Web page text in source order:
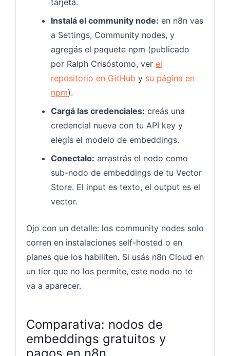
Instalá el community node: en n8n vas
a Settings, Community nodes, y
agregás el paquete npm (publicado
por Ralph Crisóstomo, ver el
repositorio en GitHub y su página en
npm).
Cargá las credenciales: creás una
credencial nueva con tu API key y
elegís el modelo de embeddings.
Conectalo: arrastrás el nodo como
sub-nodo de embeddings de tu Vector
Store. El input es texto, el output es el
vector.
Ojo con un detalle: los community nodes solo
corren en instalaciones self-hosted o en
planes que los habiliten. Si usás n8n Cloud en
un tier que no los permite, este nodo no te
va a aparecer.
Comparativa: nodos de
embeddings gratuitos y